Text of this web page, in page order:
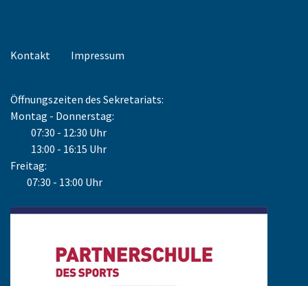
Kontakt Impressum
Öffnungszeiten des Sekretariats:
Montag - Donnerstag:
07:30 - 12:30 Uhr
13:00 - 16:15 Uhr
Freitag:
07:30 - 13:00 Uhr